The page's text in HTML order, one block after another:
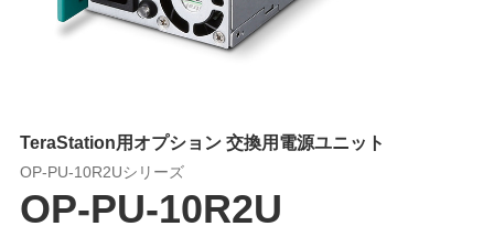
TeraStation用オプション 交換用電源ユニット
OP-PU-10R2Uシリーズ
OP-PU-10R2U